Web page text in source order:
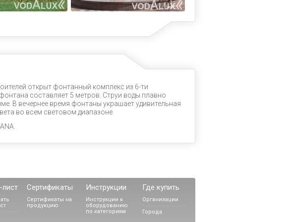
открыт фонтанный комплекс из 6-ти
составляет 5 метров. Струи воды плавно
В вечернее время фонтаны украшает удивительная
во всем световом диапазоне.
Сертификаты
Сертификаты на
продукцию
Инструкции
Инструкции к
оборудованию
по категориям
Где купить
Организации
Города